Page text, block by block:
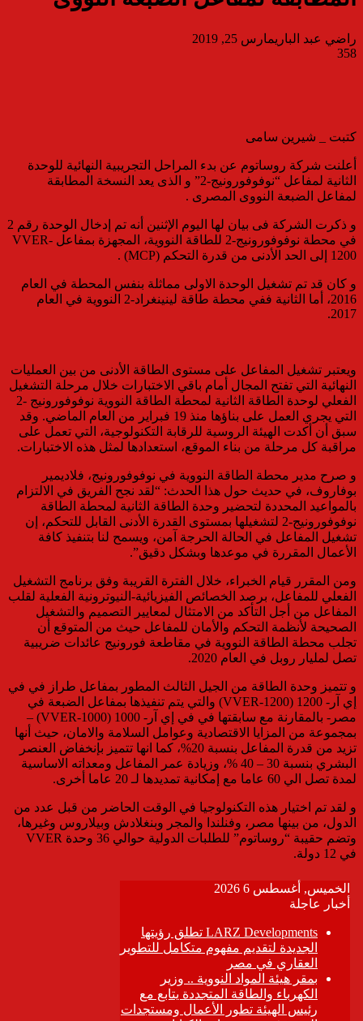
راضي عبد الباريمارس 25, 2019
358
كتبت _ شيرين سامى
أعلنت شركة روساتوم عن بدء المراحل التجريبية النهائية للوحدة
الثانية لمفاعل “نوفوفورونيج-2” و الذى يعد النسخة المطابقة
لمفاعل الضبعة النووى المصرى .
و ذكرت الشركة فى بيان لها اليوم الإثنين أنه تم إدخال الوحدة رقم 2
في محطة نوفوفورونيج-2 للطاقة النووية، المجهزة بمفاعل VVER-
1200 إلى الحد الأدنى من قدرة التحكم (MCP) .
و كان قد تم تشغيل الوحدة الاولى مماثلة بنفس المحطة في العام
2016، أما الثانية ففي محطة طاقة لينينغراد-2 النووية في العام
2017.
ويعتبر تشغيل المفاعل على مستوى الطاقة الأدنى من بين العمليات
النهائية التي تفتح المجال أمام باقي الاختبارات خلال مرحلة التشغيل
الفعلي لوحدة الطاقة الثانية لمحطة الطاقة النووية نوفوفورونيج -2
التي يجري العمل على بناؤها منذ 19 فبراير من العام الماضي. وقد
سبق أن أكدت الهيئة الروسية للرقابة التكنولوجية، التي تعمل على
مراقبة كل مرحلة من بناء الموقع، استعدادها لمثل هذه الاختبارات.
و صرح مدير محطة الطاقة النووية في نوفوفورونيج، فلاديمير
بوفاروف، في حديث حول هذا الحدث: “لقد نجح الفريق في الالتزام
بالمواعيد المحددة لتحضير وحدة الطاقة الثانية لمحطة الطاقة
نوفوفورونيج-2 لتشغيلها بمستوى القدرة الأدنى القابل للتحكم، إن
تشغيل المفاعل في الحالة الحرجة آمن، ويسمح لنا بتنفيذ كافة
الأعمال المقررة في موعدها وبشكل دقيق”.
ومن المقرر قيام الخبراء، خلال الفترة القريبة وفق برنامج التشغيل
الفعلي للمفاعل، برصد الخصائص الفيزيائية-النيوترونية الفعلية لقلب
المفاعل من أجل التأكد من الامتثال لمعايير التصميم والتشغيل
الصحيحة لأنظمة التحكم والأمان للمفاعل حيث من المتوقع أن
تجلب محطة الطاقة النووية في مقاطعة فورونيج عائدات ضريبية
تصل لمليار روبل في العام 2020.
و تتميز وحدة الطاقة من الجيل الثالث المطور بمفاعل طراز في في
إي آر- 1200 (VVER-1200) والتي يتم تنفيذها بمفاعل الضبعة في
مصر- بالمقارنة مع سابقتها في في إي آر- 1000 (VVER-1000) –
بمجموعة من المزايا الاقتصادية وعوامل السلامة والامان، حيث أنها
تزيد من قدرة المفاعل بنسبة 20%، كما انها تتميز بإنخفاض العنصر
البشري بنسبة 30 – 40 %، وزيادة عمر المفاعل ومعداته الاساسية
لمدة تصل الي 60 عاما مع إمكانية تمديدها لـ 20 عاما أخرى.
و لقد تم اختيار هذه التكنولوجيا في الوقت الحاضر من قبل عدد من
الدول، من بينها مصر، وفنلندا والمجر وبنغلادش وبيلاروس وغيرها،
وتضم حقيبة “روساتوم” للطلبات الدولية حوالي 36 وحدة VVER
في 12 دولة.